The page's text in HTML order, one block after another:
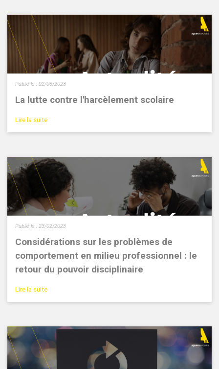
La lutte contre l'harcèlement scolaire
Publié le : 02/03/2023
Lire la suite
Considérations sur les problèmes de
comportement en milieu professionnel : le
retour du pouvoir disciplinaire
Publié le : 23/02/2023
Lire la suite